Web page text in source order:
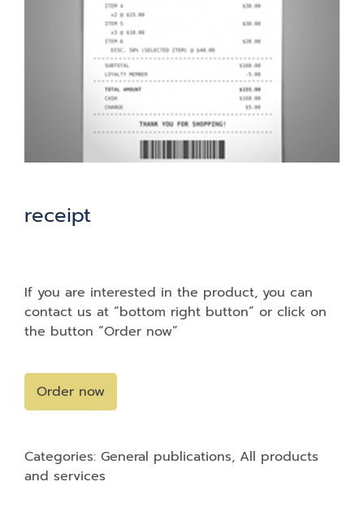
receipt
If you are interested in the product, you can
contact us at “bottom right button” or click on
the button “Order now”
Order now
Categories: General publications, All products
and services